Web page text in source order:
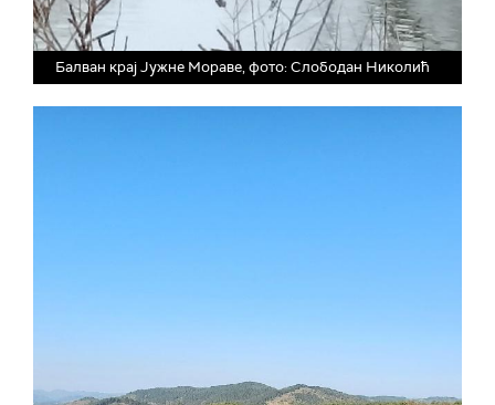
Балван крај Јужне Мораве, фото: Слободан Николић